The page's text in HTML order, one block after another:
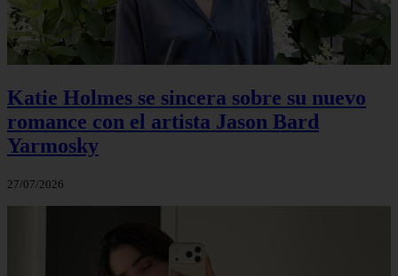
Katie Holmes se sincera sobre su nuevo
romance con el artista Jason Bard
Yarmosky
27/07/2026